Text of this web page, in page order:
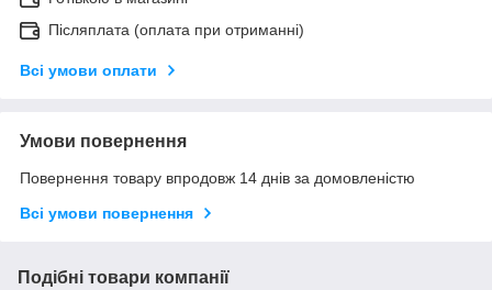
Післяплата (оплата при отриманні)
Всі умови оплати
Умови повернення
Повернення товару впродовж 14 днів за домовленістю
Всі умови повернення
Подібні товари компанії